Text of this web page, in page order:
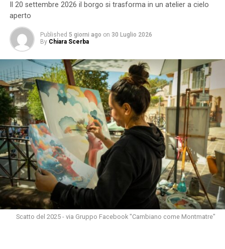
Il 20 settembre 2026 il borgo si trasforma in un atelier a cielo
aperto
Published 5 giorni ago on 30 Luglio 2026
By Chiara Scerba
Scatto del 2025 - via Gruppo Facebook "Cambiano come Montmatre"